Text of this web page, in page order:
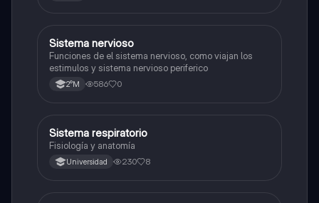
SBiología
Sistema nervioso
Funciones de el sistema nervioso, como viajan los
estimulos y sistema nervioso periferico
2°M 586 0
Biología
Sistema respiratorio
Fisiología y anatomía
Universidad 230 8